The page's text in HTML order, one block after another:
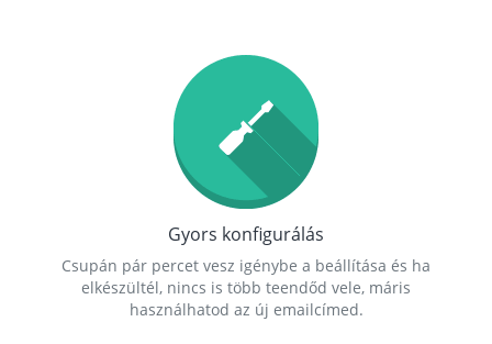
Gyors konfigurálás
Csupán pár percet vesz igénybe a beállítása és ha
elkészültél, nincs is több teendőd vele, máris
használhatod az új emailcímed.